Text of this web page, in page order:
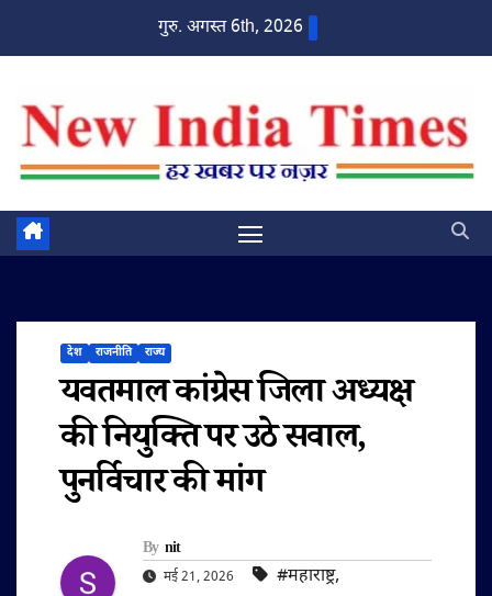
गुरु. अगस्त 6th, 2026
देश राजनीति राज्य
यवतमाल कांग्रेस जिला अध्यक्ष
की नियुक्ति पर उठे सवाल,
पुनर्विचार की मांग
By nit
मई 21, 2026 #महाराष्ट्र,